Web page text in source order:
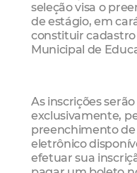
seleção visa o
de estágio, em
constituir
Municipal de
As inscrições
exclusivamente,
preenchimento
eletrônico
efetuar sua